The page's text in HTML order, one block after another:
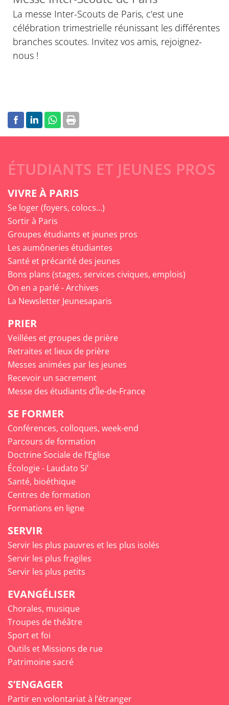
La messe Inter-Scouts de Paris, c'est une
célébration trimestrielle réunissant les différentes
branches scoutes. Invitez vos amis, rejoignez-
nous !
ÉTUDIANTS ET JEUNES PROS
VIVRE À PARIS
Se loger (foyers, colocs...)
Sortir à Paris
Groupes étudiants et jeunes pros
Les aumôneries étudiantes
Santé et précarité des jeunes
Bons plans (stages, services civiques, emplois)
On en a parlé - Archives
La Newsletter Jeunesaparis
PRIER
Veillées et groupes de prière
Retraites et lieux de prière
Messes animées par les jeunes
Recevoir un sacrement
Messe des étudiants d’Île-de-France
SE FORMER
Conférences, colloques, week-end
Parcours de formation
Doctrine Sociale de l’Eglise
Écologie - Laudato Si’
Santé, bioéthique
Centres de formation
Formations en ligne
SERVIR
Servir les plus pauvres et les plus isolés
Servir les plus fragiles
Servir les plus petits
EVANGÉLISER
Chorales, musique
Troupes de théâtre
Sport et foi
Outils et Missions de rue
Patrimoine sacré
S’ENGAGER
Partir en volontariat à l’étranger